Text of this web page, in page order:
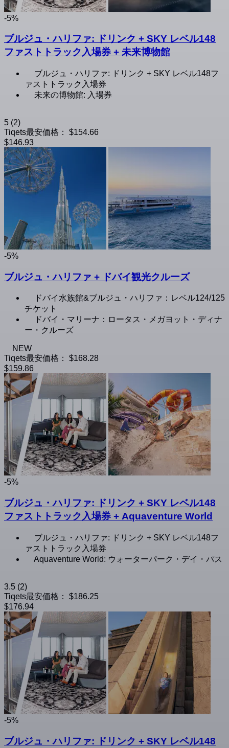
-5%
ブルジュ・ハリファ: ドリンク + SKY レベル148
ファストトラック入場券 + 未来博物館
ブルジュ・ハリファ: ドリンク + SKY レベル148フ
ァストトラック入場券
未来の博物館: 入場券
5 (2)
Tiqets最安価格：
$154.66
$146.93
-5%
ブルジュ・ハリファ + ドバイ観光クルーズ
ドバイ水族館&ブルジュ・ハリファ：レベル124/125
チケット
ドバイ・マリーナ：ロータス・メガヨット・ディナ
ー・クルーズ
NEW
Tiqets最安価格：
$168.28
$159.86
-5%
ブルジュ・ハリファ: ドリンク + SKY レベル148
ファストトラック入場券 + Aquaventure World
ブルジュ・ハリファ: ドリンク + SKY レベル148フ
ァストトラック入場券
Aquaventure World: ウォーターパーク・デイ・パス
3.5 (2)
Tiqets最安価格：
$186.25
$176.94
-5%
ブルジュ・ハリファ: ドリンク + SKY レベル148